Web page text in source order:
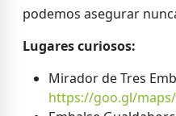
podemos asegurar
Lugares curiosos:
Mirador de Tres
https://goo.gl/maps/